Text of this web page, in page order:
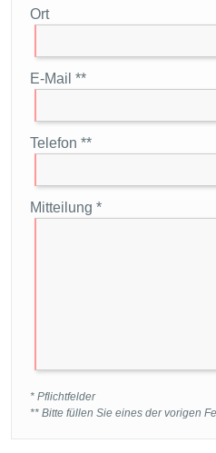
Ort
E-Mail **
Telefon **
Mitteilung *
* Pflichtfelder
** Bitte füllen Sie eines der vorigen